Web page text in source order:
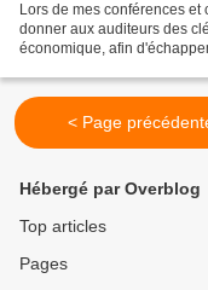
Lors de mes conférences
donner aux auditeurs des
économique, afin
< Page
Hébergé par Overblog
Top articles
Pages